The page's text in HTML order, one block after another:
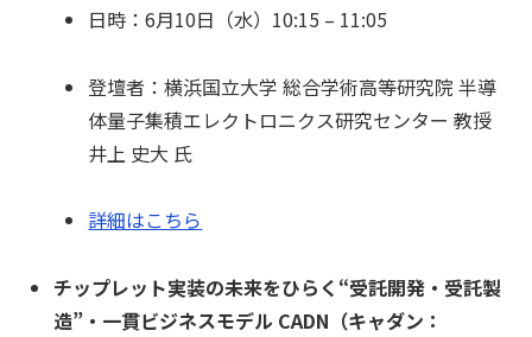
日時：6月10日（水）10:15 – 11:05
登壇者：横浜国立大学 総合学術高等研究院 半導
体量子集積エレクトロニクス研究センター 教授
井上 史大 氏
詳細はこちら
チップレット実装の未来をひらく“受託開発・受託製
造”・一貫ビジネスモデル CADN（キャダン：